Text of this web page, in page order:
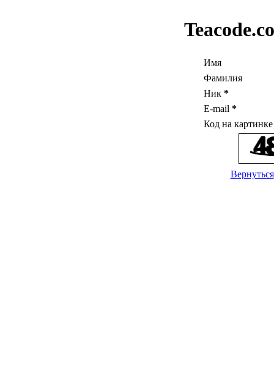
Имя
Фамилия
Ник *
E-mail *
Код на
Вернуться